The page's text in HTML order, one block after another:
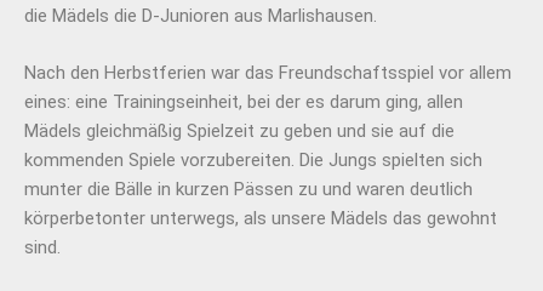
die Mädels die D-Junioren aus Marlishausen.
Nach den Herbstferien war das Freundschaftsspiel vor allem
eines: eine Trainingseinheit, bei der es darum ging, allen
Mädels gleichmäßig Spielzeit zu geben und sie auf die
kommenden Spiele vorzubereiten. Die Jungs spielten sich
munter die Bälle in kurzen Pässen zu und waren deutlich
körperbetonter unterwegs, als unsere Mädels das gewohnt
sind.